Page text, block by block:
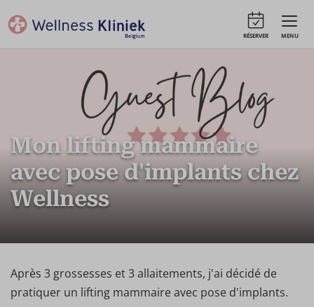
MENU
RÉSERVER
Mon lifting mammaire
avec pose d'implants chez
Wellness
Après 3 grossesses et 3 allaitements, j'ai décidé de
pratiquer un lifting mammaire avec pose d'implants.